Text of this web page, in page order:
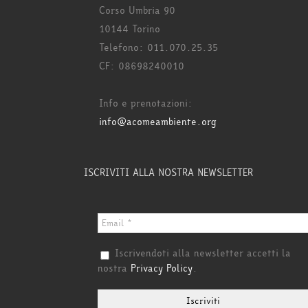
Corso Umbria 90
10144 Torino
Telefono: 011.070.25.35
CF: 08698240010
Info e prenotazioni:
info@acomeambiente.org
ISCRIVITI ALLA NOSTRA NEWSLETTER
Iscrivendoti alla newsletter accetti la
nostra Privacy Policy.